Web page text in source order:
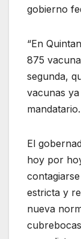
gobierno
“En
875
segunda,
vacunas
mandatario.
El
hoy por
estricta y
nueva